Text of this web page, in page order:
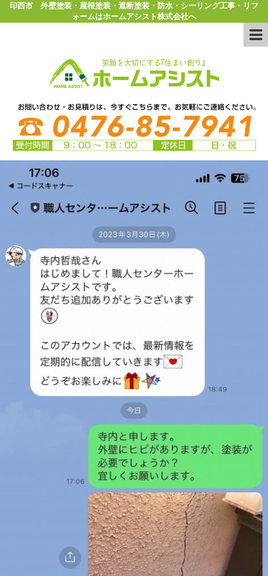
印西市 外壁塗装・屋根塗装・遮断塗装・防水・シーリング工事・リフ
ォームはホームアシスト株式会社へ